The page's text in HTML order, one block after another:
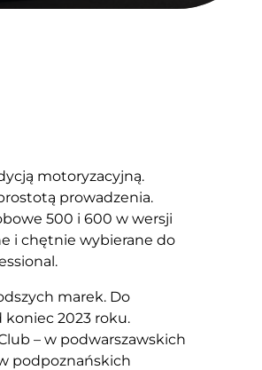
motoryzacyjną.
prowadzenia.
500 i 600 w wersji
i chętnie wybierane do
marek. Do
koniec 2023 roku.
– w podwarszawskich
podpoznańskich